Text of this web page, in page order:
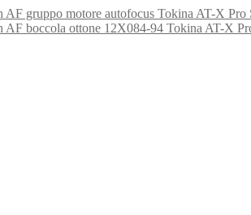
Tokina AT-X Pro
Tokina AT-X